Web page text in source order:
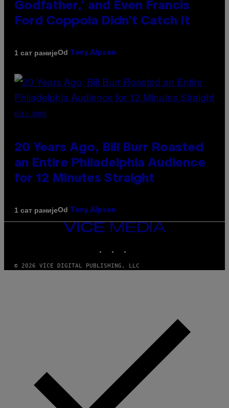
Godfather,’ and Even Francis
Ford Coppola Didn’t Catch It
1 сат ранијеOd Tony Alpsen
BILL BURR
20 Years Ago, Bill Burr Roasted
an Entire Philadelphia Audience
for 12 Minutes Straight
1 сат ранијеOd Tony Alpsen
VICE
© 2026 VICE DIGITAL PUBLISHING, LLC